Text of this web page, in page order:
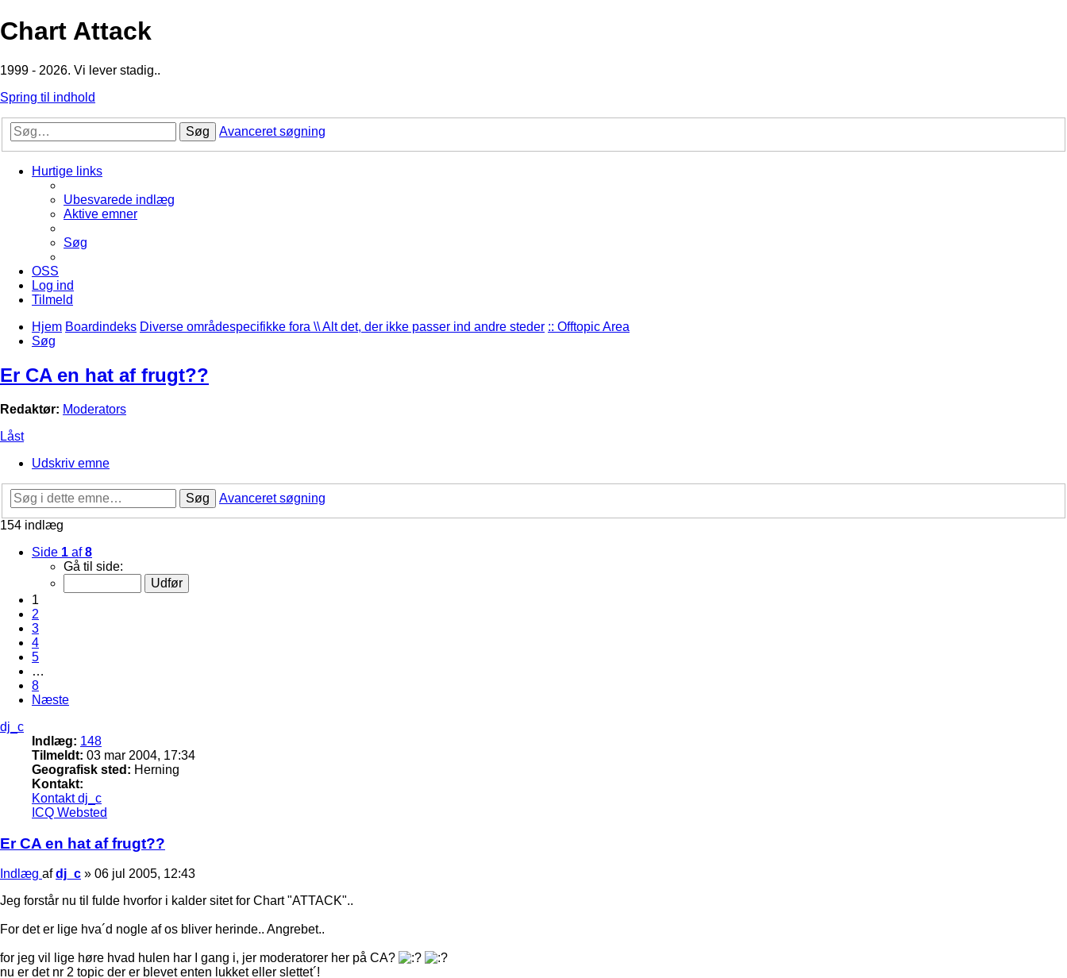
Chart Attack
1999 - 2026. Vi lever stadig..
Spring til indhold
Søg Avanceret søgning
Hurtige links
Ubesvarede indlæg
Aktive emner
Søg
OSS
Log ind
Tilmeld
Hjem Boardindeks Diverse områdespecifikke fora \\ Alt det, der ikke passer ind andre steder :: Offtopic Area
Søg
Er CA en hat af frugt??
Redaktør: Moderators
Låst
Udskriv emne
Søg
Avanceret søgning
154 indlæg
Side 1 af8
Gå til side:
1
2
3
4
5
…
8
Næste
dj_c
Indlæg: 148
Tilmeldt: 03 mar 2004, 17:34
Geografisk sted: Herning
Kontakt:
Kontakt dj_c
ICQ Websted
Er CA en hat af frugt??
Indlæg afdj_c » 06 jul 2005, 12:43
Jeg forstår nu til fulde hvorfor i kalder sitet for Chart "ATTACK"..
For det er lige hva´d nogle af os bliver herinde.. Angrebet..
for jeg vil lige høre hvad hulen har I gang i, jer moderatorer her på CA?
nu er det nr 2 topic der er blevet enten lukket eller slettet´!